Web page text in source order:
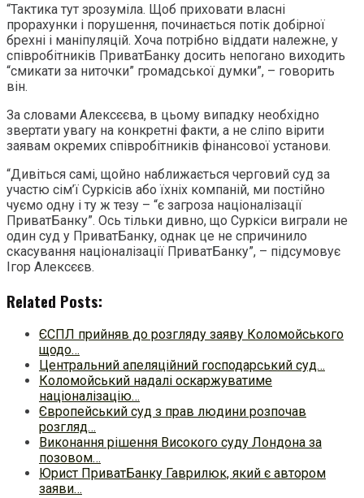
“Тактика тут зрозуміла. Щоб приховати власні
прорахунки і порушення, починається потік добірної
брехні і маніпуляцій. Хоча потрібно віддати належне, у
співробітників ПриватБанку досить непогано виходить
“смикати за ниточки” громадської думки”, – говорить
він.
За словами Алексєєва, в цьому випадку необхідно
звертати увагу на конкретні факти, а не сліпо вірити
заявам окремих співробітників фінансової установи.
“Дивіться самі, щойно наближається черговий суд за
участю сім’ї Суркісів або їхніх компаній, ми постійно
чуємо одну і ту ж тезу – “є загроза націоналізації
ПриватБанку”. Ось тільки дивно, що Суркіси виграли не
один суд у ПриватБанку, однак це не спричинило
скасування націоналізації ПриватБанку”, – підсумовує
Ігор Алексєєв.
Related Posts:
ЄСПЛ прийняв до розгляду заяву Коломойського
щодо…
Центральний апеляційний господарський суд…
Коломойський надалі оскаржуватиме
націоналізацію…
Європейський суд з прав людини розпочав
розгляд…
Виконання рішення Високого суду Лондона за
позовом…
Юрист ПриватБанку Гаврилюк, який є автором
заяви…